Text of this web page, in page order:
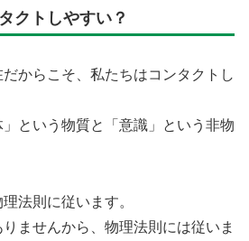
クトしやすい？
からこそ、私たちはコンタクトし
という物質と「意識」という非物
法則に従います。
ませんから、物理法則には従いま